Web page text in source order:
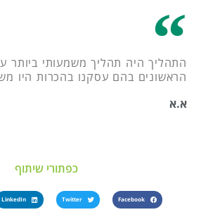
התהליך היה תהליך משמעותי ביותר
הראשונים בהם עסקנו בהכרות היו
א.א
כפתורי שיתוף
Facebook
Twitter
LinkedIn